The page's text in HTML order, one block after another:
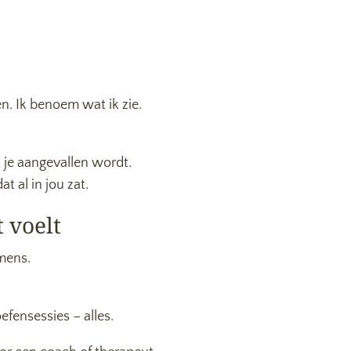
Ik benoem wat ik zie.
aangevallen wordt.
al in jou zat.
voelt
– alles.